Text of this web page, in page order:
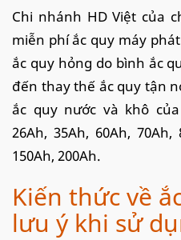
Chi nhánh HD Việt của
miễn phí ắc quy máy
ắc quy hỏng do bình ắc
đến thay thế ắc quy tận
ắc quy nước và khô
26Ah, 35Ah, 60Ah, 70Ah,
150Ah, 200Ah.
Kiến thức về
lưu ý khi sử